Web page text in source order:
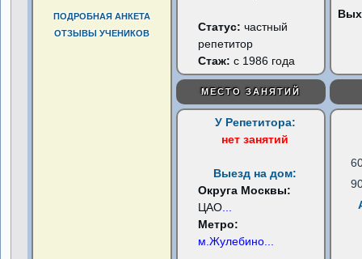
ПОДРОБНАЯ АНКЕТА
ОТЗЫВЫ УЧЕНИКОВ
Статус:частный
репетитор
Стаж: с 1986 года
МЕСТО ЗАНЯТИЙ
У Репетитора:
нет занятий
Выезд на дом:
Округа Москвы:
ЦАО
Метро:
м.Жулебино